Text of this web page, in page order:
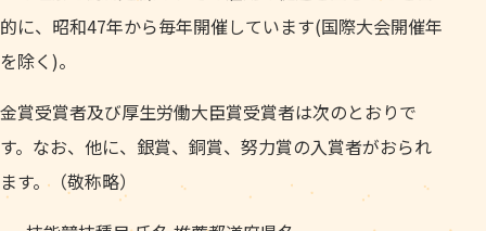
的に、昭和47年から毎年開催しています(国際大会開催年
を除く)。
金賞受賞者及び厚生労働大臣賞受賞者は次のとおりで
す。なお、他に、銀賞、銅賞、努力賞の入賞者がおられ
ます。（敬称略）